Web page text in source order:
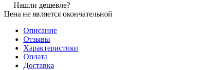
Нашли дешевле?
Цена не является окончательной
Описание
Отзывы
Характеристики
Оплата
Доставка